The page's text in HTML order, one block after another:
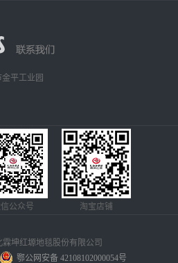
霖坤红塬地毯股份有限公司
平工业园
鄂公网安备 42108102000054号
公众号 淘宝店铺